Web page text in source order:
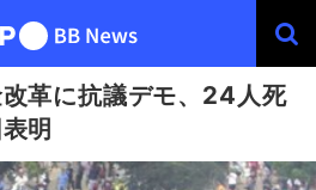
革に抗議デモ、24人死
明